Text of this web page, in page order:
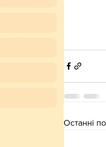
Останні